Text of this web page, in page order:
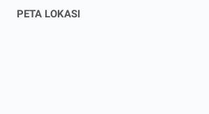
PETA LOKASI